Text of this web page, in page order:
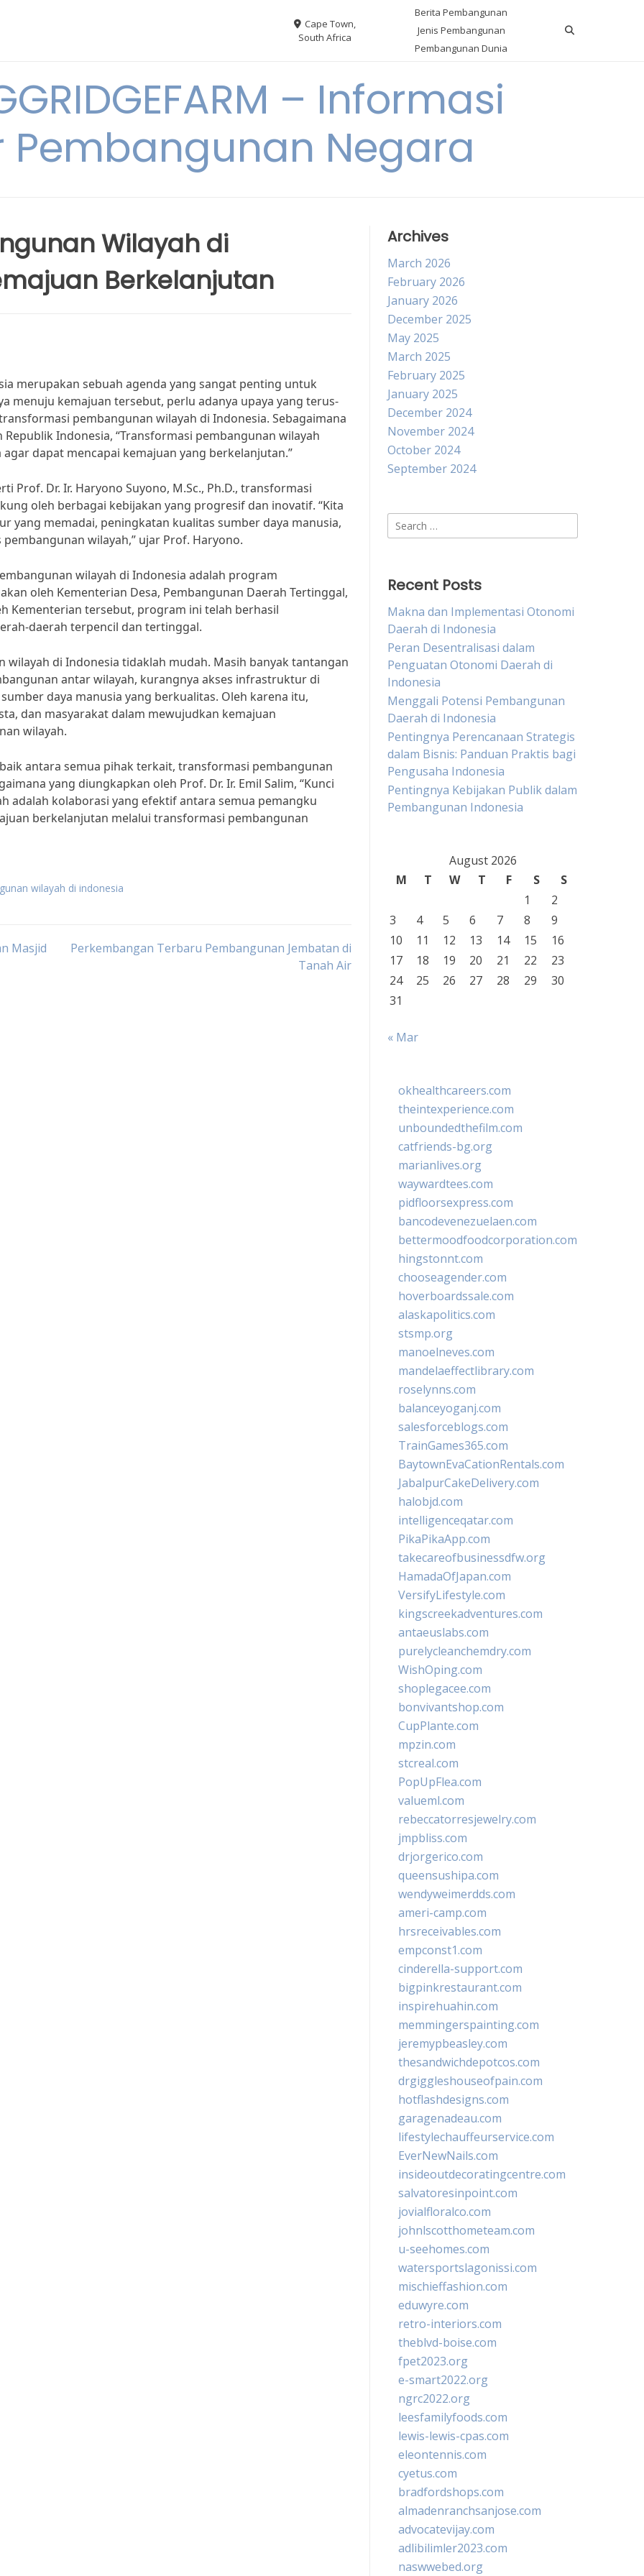
Cape Town,
South Africa
Berita Pembangunan
Jenis Pembangunan
Pembangunan Dunia
– Informasi
Pembangunan Negara
Wilayah di
Berkelanjutan
merupakan sebuah agenda yang sangat penting untuk
menuju kemajuan tersebut, perlu adanya upaya yang terus-
pembangunan wilayah di Indonesia. Sebagaimana
Indonesia, “Transformasi pembangunan wilayah
dapat mencapai kemajuan yang berkelanjutan.”
Prof. Dr. Ir. Haryono Suyono, M.Sc., Ph.D., transformasi
oleh berbagai kebijakan yang progresif dan inovatif. “Kita
memadai, peningkatan kualitas sumber daya manusia,
wilayah,” ujar Prof. Haryono.
wilayah di Indonesia adalah program
oleh Kementerian Desa, Pembangunan Daerah Tertinggal,
Kementerian tersebut, program ini telah berhasil
daerah terpencil dan tertinggal.
di Indonesia tidaklah mudah. Masih banyak tantangan
antar wilayah, kurangnya akses infrastruktur di
daya manusia yang berkualitas. Oleh karena itu,
dan masyarakat dalam mewujudkan kemajuan
wilayah.
antara semua pihak terkait, transformasi pembangunan
yang diungkapkan oleh Prof. Dr. Ir. Emil Salim, “Kunci
adalah kolaborasi yang efektif antara semua pemangku
berkelanjutan melalui transformasi pembangunan
wilayah di indonesia
Masjid
Perkembangan Terbaru Pembangunan Jembatan di
Tanah Air
Archives
March 2026
February 2026
January 2026
December 2025
May 2025
March 2025
February 2025
January 2025
December 2024
November 2024
October 2024
September 2024
Search
for:
Recent Posts
Makna dan Implementasi Otonomi
Daerah di Indonesia
Peran Desentralisasi dalam
Penguatan Otonomi Daerah di
Indonesia
Menggali Potensi Pembangunan
Daerah di Indonesia
Pentingnya Perencanaan Strategis
dalam Bisnis: Panduan Praktis bagi
Pengusaha Indonesia
Pentingnya Kebijakan Publik dalam
Pembangunan Indonesia
August 2026
M
T W T F S
S
1
2
3
4 5 6 7 8
9
10
11 12 13 14 15
16
17
18 19 20 21 22
23
24
25 26 27 28 29
30
31
« Mar
okhealthcareers.com
theintexperience.com
unboundedthefilm.com
catfriends-bg.org
marianlives.org
waywardtees.com
pidfloorsexpress.com
bancodevenezuelaen.com
bettermoodfoodcorporation.com
hingstonnt.com
chooseagender.com
hoverboardssale.com
alaskapolitics.com
stsmp.org
manoelneves.com
mandelaeffectlibrary.com
roselynns.com
balanceyoganj.com
salesforceblogs.com
TrainGames365.com
BaytownEvaCationRentals.com
JabalpurCakeDelivery.com
halobjd.com
intelligenceqatar.com
PikaPikaApp.com
takecareofbusinessdfw.org
HamadaOfJapan.com
VersifyLifestyle.com
kingscreekadventures.com
antaeuslabs.com
purelycleanchemdry.com
WishOping.com
shoplegacee.com
bonvivantshop.com
CupPlante.com
mpzin.com
stcreal.com
PopUpFlea.com
valueml.com
rebeccatorresjewelry.com
jmpbliss.com
drjorgerico.com
queensushipa.com
wendyweimerdds.com
ameri-camp.com
hrsreceivables.com
empconst1.com
cinderella-support.com
bigpinkrestaurant.com
inspirehuahin.com
memmingerspainting.com
jeremypbeasley.com
thesandwichdepotcos.com
drgiggleshouseofpain.com
hotflashdesigns.com
garagenadeau.com
lifestylechauffeurservice.com
EverNewNails.com
insideoutdecoratingcentre.com
salvatoresinpoint.com
jovialfloralco.com
johnlscotthometeam.com
u-seehomes.com
watersportslagonissi.com
mischieffashion.com
eduwyre.com
retro-interiors.com
theblvd-boise.com
fpet2023.org
e-smart2022.org
ngrc2022.org
leesfamilyfoods.com
lewis-lewis-cpas.com
eleontennis.com
cyetus.com
bradfordshops.com
almadenranchsanjose.com
advocatevijay.com
adlibilimler2023.com
naswwebed.org